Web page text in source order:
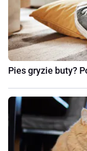
Pies gryzie buty?